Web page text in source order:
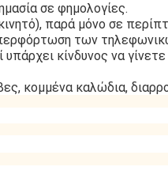
σε φημολογίες.
παρά μόνο σε
των
κίνδυνος να
κομμένα καλώδια,